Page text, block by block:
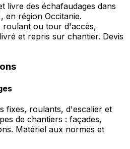
livre des échafaudages dans
en région Occitanie.
roulant ou tour d'accès,
et repris sur chantier. Devis
fixes, roulants, d'escalier et
de chantiers : façades,
Matériel aux normes et